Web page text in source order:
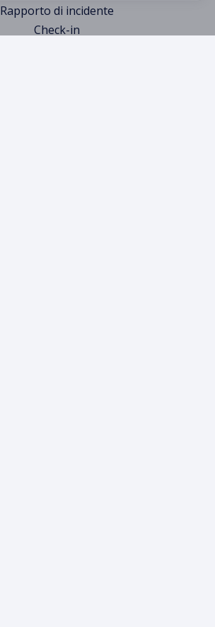
Rapporto di incidente
Check-in